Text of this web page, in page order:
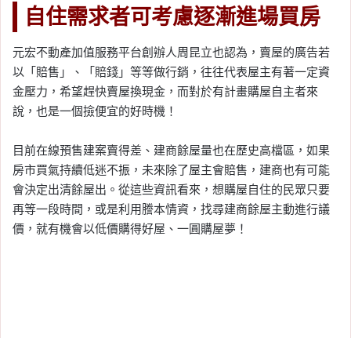
自住需求者可考慮逐漸進場買房
元宏不動產加值服務平台創辦人周昆立也認為，賣屋的廣告若
以「賠售」、「賠錢」等等做行銷，往往代表屋主有著一定資
金壓力，希望趕快賣屋換現金，而對於有計畫購屋自主者來
說，也是一個撿便宜的好時機！
目前在線預售建案賣得差、建商餘屋量也在歷史高檔區，如果
房市買氣持續低迷不振，未來除了屋主會賠售，建商也有可能
會決定出清餘屋出。從這些資訊看來，想購屋自住的民眾只要
再等一段時間，或是利用謄本情資，找尋建商餘屋主動進行議
價，就有機會以低價購得好屋、一圓購屋夢！